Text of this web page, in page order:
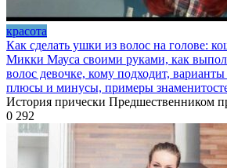
красота
Как сделать ушки из волос на голове:
Микки Мауса своими руками, как
волос девочке, кому подходит,
плюсы и минусы, примеры
История прически Предшественником
0 292